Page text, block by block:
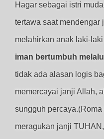
Hagar sebagai istri
tertawa saat
melahirkan anak laki-
iman bertumbuh
tidak ada alasan logis
memercayai janji Allah,
sungguh
meragukan janji